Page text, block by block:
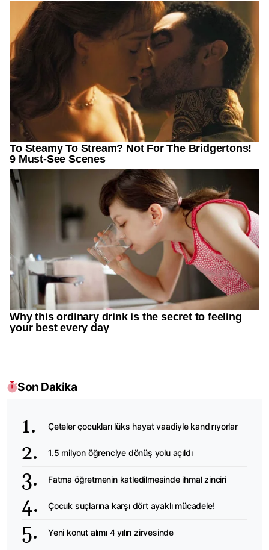
Son Dakika
Çeteler çocukları lüks hayat vaadiyle kandırıyorlar
1.5 milyon öğrenciye dönüş yolu açıldı
Fatma öğretmenin katledilmesinde ihmal zinciri
Çocuk suçlarına karşı dört ayaklı mücadele!
Yeni konut alımı 4 yılın zirvesinde